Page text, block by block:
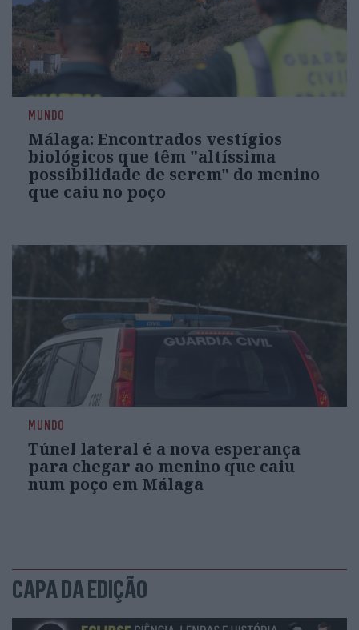
MUNDO
Málaga: Encontrados vestígios
biológicos que têm "altíssima
possibilidade de serem" do menino
que caiu no poço
MUNDO
Túnel lateral é a nova esperança
para chegar ao menino que caiu
num poço em Málaga
CAPA DA EDIÇÃO